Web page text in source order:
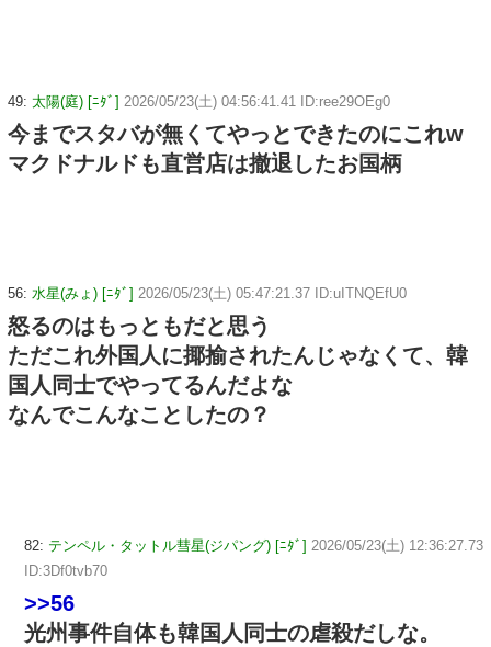
49: 太陽(庭) [ﾆﾀﾞ] 2026/05/23(土) 04:56:41.41 ID:ree29OEg0
今までスタバが無くてやっとできたのにこれw
マクドナルドも直営店は撤退したお国柄
56: 水星(みょ) [ﾆﾀﾞ] 2026/05/23(土) 05:47:21.37 ID:uITNQEfU0
怒るのはもっともだと思う
ただこれ外国人に揶揄されたんじゃなくて、韓
国人同士でやってるんだよな
なんでこんなことしたの？
82: テンペル・タットル彗星(ジパング) [ﾆﾀﾞ] 2026/05/23(土) 12:36:27.73
ID:3Df0tvb70
>>56
光州事件自体も韓国人同士の虐殺だしな。